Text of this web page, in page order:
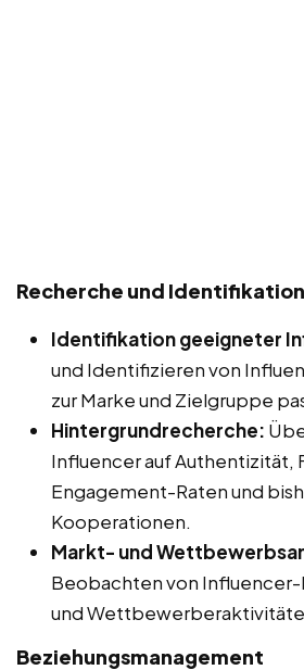
Recherche und Identifikation
Identifikation geeigneter
und Identifizieren von
zur Marke und Zielgruppe
Hintergrundrecherche:
Influencer auf Authentizität,
Engagement-Raten und
Kooperationen.
Markt- und
Beobachten von
und
Beziehungsmanagement